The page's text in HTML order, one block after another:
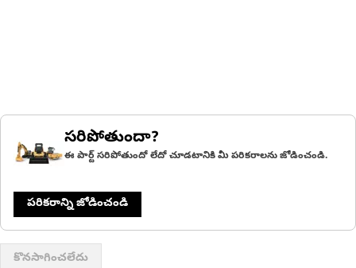
సరిపోతుందా?
ఈ పార్ట్ సరిపోతుందో లేదో చూడటానికి మీ పరికరాలను జోడించండి.
పరికరాన్ని జోడించండి
కొనసాగించలేదు